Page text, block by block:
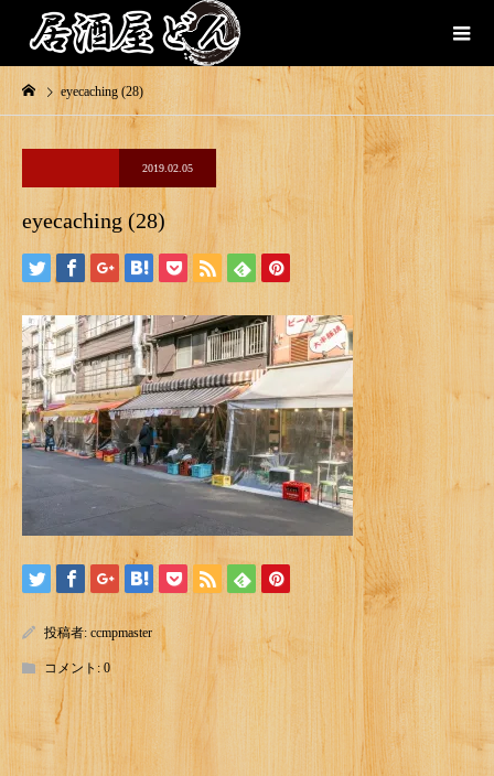
eyecaching (28)
2019.02.05
eyecaching (28)
投稿者: ccmpmaster
コメント: 0